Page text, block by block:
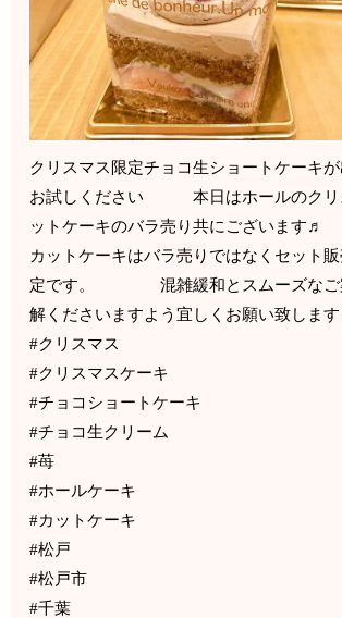
クリスマス限定チョコ生ショートケーキ
お試しください 本日はホールのクリ
ットケーキのバラ売り共にございま
カットケーキはバラ売りではなくセット
定です。 混雑緩和とスムーズなご
解くださいますよう宜しくお願い致
#クリスマス
#クリスマスケーキ
#チョコショートケーキ
#チョコ生クリーム
#苺
#ホールケーキ
#カットケーキ
#松戸
#松戸市
#千葉